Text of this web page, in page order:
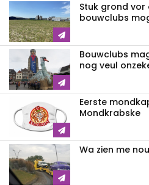
Stuk grond vor
bouwclubs
Bouwclubs
nog veul
Eerste
Mondkrabske
Wa zien me